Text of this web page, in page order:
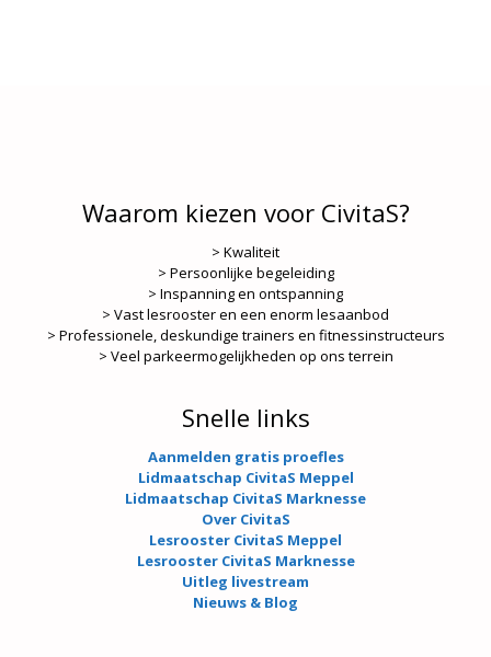
Waarom kiezen voor CivitaS?
> Kwaliteit
> Persoonlijke begeleiding
> Inspanning en ontspanning
> Vast lesrooster en een enorm lesaanbod
> Professionele, deskundige trainers en fitnessinstructeurs
> Veel parkeermogelijkheden op ons terrein
Snelle links
Aanmelden gratis proefles
Lidmaatschap CivitaS Meppel
Lidmaatschap CivitaS Marknesse
Over CivitaS
Lesrooster CivitaS Meppel
Lesrooster CivitaS Marknesse
Uitleg livestream
Nieuws & Blog